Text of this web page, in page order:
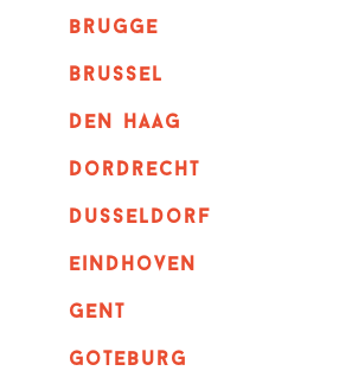
brugge
Brussel
Den haag
dordrecht
dusseldorf
eindhoven
GENT
goteburg